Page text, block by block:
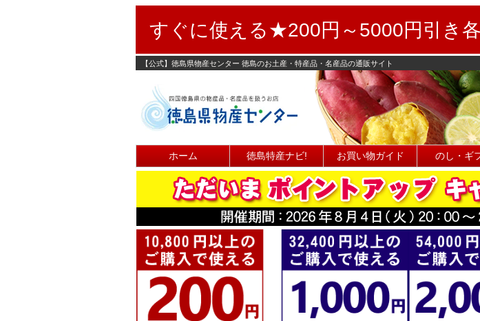
すぐに使える★200円～5000円引き
【公式】徳島県物産センター 徳島のお土産・特産品・名産品の通販サイト
ホーム 徳島特産ナビ! お買い物ガイド のし・ギ